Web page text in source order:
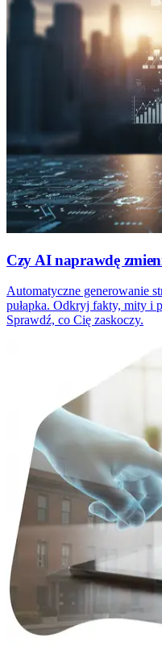
Czy AI naprawdę
Automatyczne generowanie
pułapka. Odkryj fakty, mity i
Sprawdź, co Cię zaskoczy.